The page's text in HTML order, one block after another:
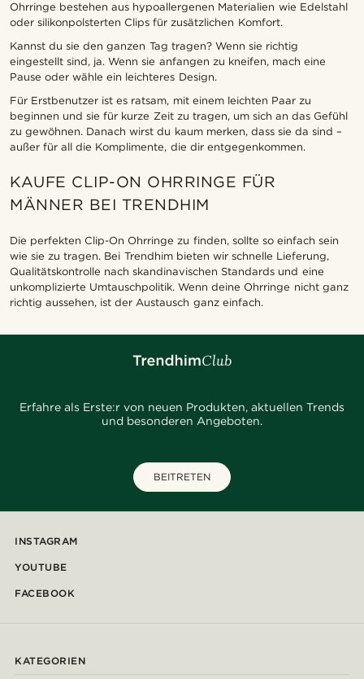
Ohrringe bestehen aus hypoallergenen Materialien wie Edelstahl
oder silikonpolsterten Clips für zusätzlichen Komfort.
Kannst du sie den ganzen Tag tragen? Wenn sie richtig
eingestellt sind, ja. Wenn sie anfangen zu kneifen, mach eine
Pause oder wähle ein leichteres Design.
Für Erstbenutzer ist es ratsam, mit einem leichten Paar zu
beginnen und sie für kurze Zeit zu tragen, um sich an das Gefühl
zu gewöhnen. Danach wirst du kaum merken, dass sie da sind –
außer für all die Komplimente, die dir entgegenkommen.
KAUFE CLIP-ON OHRRINGE FÜR
MÄNNER BEI TRENDHIM
Die perfekten Clip-On Ohrringe zu finden, sollte so einfach sein
wie sie zu tragen. Bei Trendhim bieten wir schnelle Lieferung,
Qualitätskontrolle nach skandinavischen Standards und eine
unkomplizierte Umtauschpolitik. Wenn deine Ohrringe nicht ganz
richtig aussehen, ist der Austausch ganz einfach.
Erfahre als Erste:r von neuen Produkten, aktuellen Trends
und besonderen Angeboten.
BEITRETEN
INSTAGRAM
YOUTUBE
FACEBOOK
KATEGORIEN